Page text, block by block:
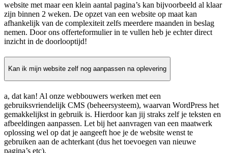
website met maar een klein aantal pagina’s kan bijvoorbeeld al klaar
zijn binnen 2 weken. De opzet van een website op maat kan
afhankelijk van de complexiteit zelfs meerdere maanden in beslag
nemen. Door ons offerteformulier in te vullen heb je echter direct
inzicht in de doorlooptijd!
Kan ik mijn website zelf nog aanpassen na oplevering
a, dat kan! Al onze webbouwers werken met een
gebruiksvriendelijk CMS (beheersysteem), waarvan WordPress het
gemakkelijkst in gebruik is. Hierdoor kan jij straks zelf je teksten en
afbeeldingen aanpassen. Let bij het aanvragen van een maatwerk
oplossing wel op dat je aangeeft hoe je de website wenst te
gebruiken aan de achterkant (dus het toevoegen van nieuwe
pagina’s etc).